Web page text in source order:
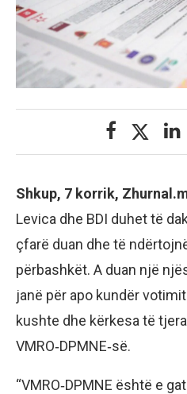
Shkup, 7 korrik,
Levica dhe BDI duhet të
çfarë duan dhe të
përbashkët. A duan një
janë për apo kundër
kushte dhe kërkesa të
VMRO‑DPMNE‑së.
“VMRO‑DPMNE është e